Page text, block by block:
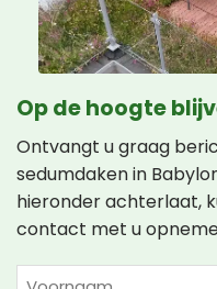
Op de hoogte
Ontvangt u graag
sedumdaken in
hieronder achterlaat,
contact met u
NAAM